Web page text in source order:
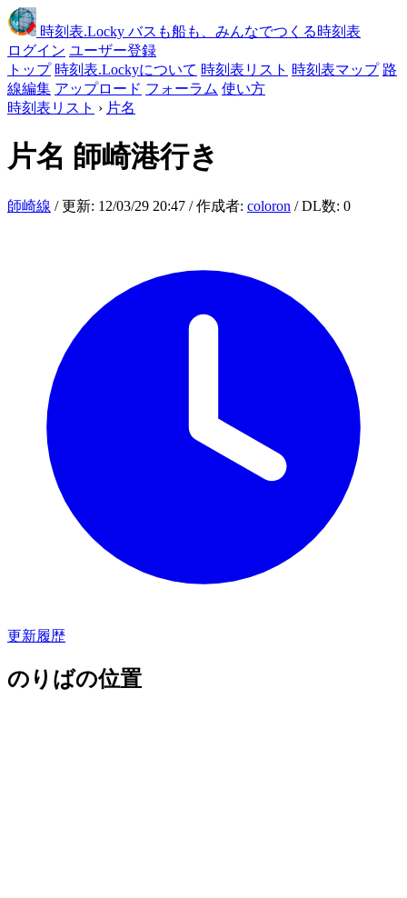
時刻表.Locky バスも船も、みんなでつくる時刻表
ログイン ユーザー登録
トップ 時刻表.Lockyについて 時刻表リスト 時刻表マップ 路
線編集 アップロード フォーラム 使い方
時刻表リスト › 片名
片名 師崎港行き
師崎線 / 更新: 12/03/29 20:47 / 作成者: coloron / DL数: 0
更新履歴
のりばの位置